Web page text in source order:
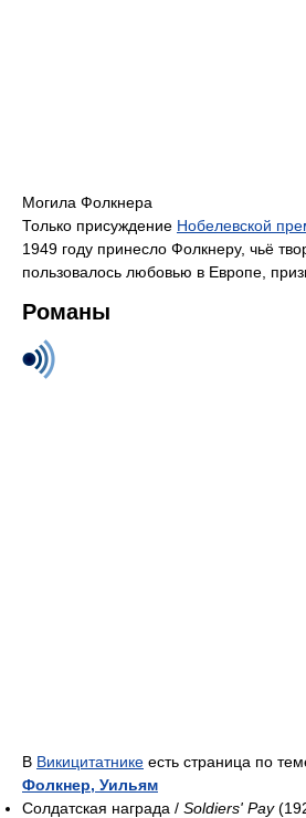
Могила Фолкнера
Только присуждение Нобелевской
1949 году принесло Фолкнеру, чьё
пользовалось любовью в Европе,
Романы
В Викицитатнике есть страница по
Фолкнер, Уильям
Солдатская награда / Soldiers' Pay